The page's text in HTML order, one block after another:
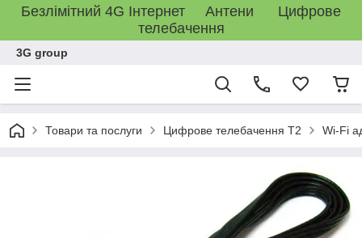
Безлімітний 4G Інтернет Антени Цифрове
телебачення
3G group
Товари та послуги Цифрове телебачення T2 Wi-Fi